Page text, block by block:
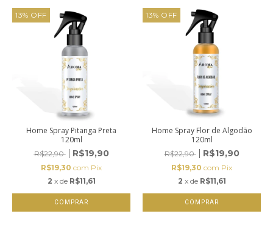
13% OFF
Home Spray Pitanga Preta
120ml
R$22,90 R$19,90
R$19,30 com Pix
2 x de R$11,61
13% OFF
Home Spray Flor de Algodão
120ml
R$22,90 R$19,90
R$19,30 com Pix
2 x de R$11,61